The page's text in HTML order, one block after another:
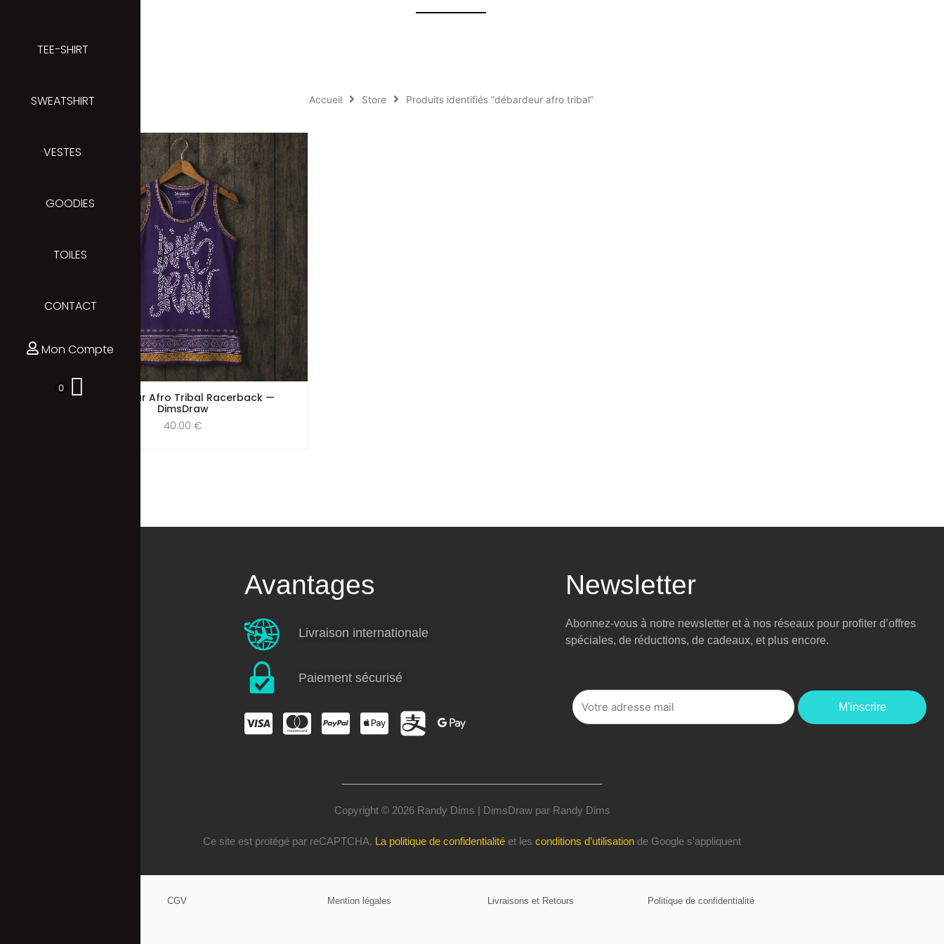
TEE-SHIRT
SWEATSHIRT
VESTES
GOODIES
TOILES
CONTACT
Mon Compte
0
Accueil Store Produits identifiés “débardeur afro tribal”
Débardeur Afro Tribal Racerback —
DimsDraw
40.00 €
Avantages
Livraison internationale
Paiement sécurisé
Newsletter
Abonnez-vous à notre newsletter et à nos réseaux pour profiter d’offres
spéciales, de réductions, de cadeaux, et plus encore.
M'inscrire
Copyright © 2026 Randy Dims | DimsDraw par Randy Dims
Ce site est protégé par reCAPTCHA. La politique de confidentialité et les conditions d’utilisation de Google s’appliquent
CGV Mention légales Livraisons et Retours Politique de confidentialité